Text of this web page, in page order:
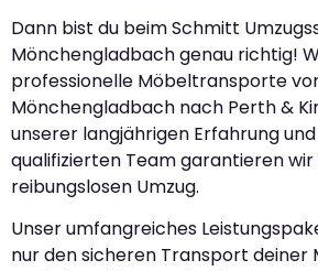
Dann bist du beim Schmitt
Mönchengladbach genau richtig!
professionelle Möbeltransporte
Mönchengladbach nach Perth &
unserer langjährigen Erfahrung
qualifizierten Team garantieren wir
reibungslosen Umzug.
Unser umfangreiches
nur den sicheren Transport deiner